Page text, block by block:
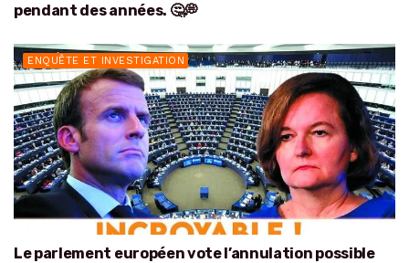
pendant des années. 🤔💭
ENQUÊTE ET INVESTIGATION
Le parlement européen vote l’annulation possible